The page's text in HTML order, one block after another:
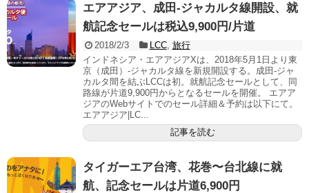
エアアジア、成田-ジャカルタ線開設、就
航記念セールは税込9,900円/片道
2018/2/3 LCC, 旅行
インドネシア・エアアジアXは、2018年5月1日より東
京（成田）-ジャカルタ線を新規開設する。成田-ジャ
カルタ間を結ぶLCCは初。就航記念セールとして、同
路線が片道9,900円からとなるセールを開催。 エアア
ジアのWebサイトでのセール詳細＆予約は以下にて。
エアアジア|LC...
記事を読む
タイガーエア台湾、花巻〜台北線に就
航、記念セールは片道6,900円